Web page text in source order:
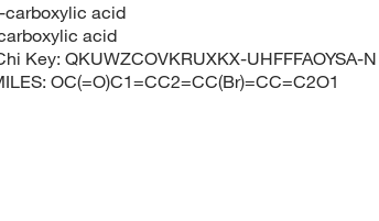
carboxylic acid
acid
Key:QKUWZCOVKRUXKX-UHFFFAOYSA-N
OC(=O)C1=CC2=CC(Br)=CC=C2O1